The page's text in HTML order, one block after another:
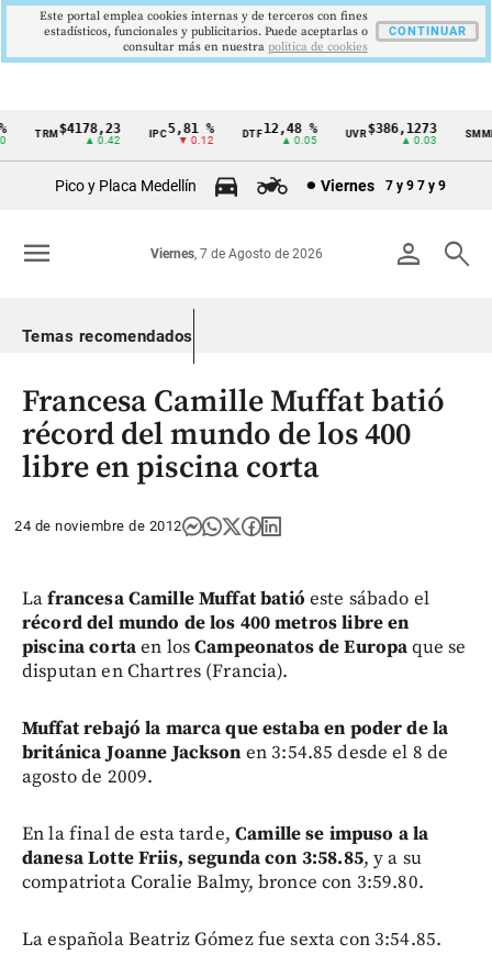
Cintillo
Colombia
TRM$4178,23
▲ 0.42
IPC5,81 %
▼ 0.12
DTF12,48 %
▲ 0.05
UVR$386,1273
▲ 0.03
SMMLV
Pico y Placa Medellín Viernes 7 y 9 7 y 9
person search
Viernes, 7 de Agosto de 2026
menu
Temas recomendados
Francesa Camille Muffat batió
récord del mundo de los 400
libre en piscina corta
24 de noviembre de 2012
Lafrancesa Camille Muffat batió este sábado el
récord del mundo de los 400 metros libre en
piscina cortaen losCampeonatos de Europaque se
disputan en Chartres (Francia).
Muffat rebajó la marca que estaba en poder de la
británica Joanne Jackson en 3:54.85 desde el 8 de
agosto de 2009.
En la final de esta tarde,Camille se impuso a la
danesa Lotte Friis, segunda con 3:58.85, y a su
compatriota Coralie Balmy, bronce con 3:59.80.
La española Beatriz Gómez fue sexta con 3:54.85.
Este portal emplea cookies internas y de terceros con fines
estadísticos, funcionales y publicitarios. Puede aceptarlas o
consultar más en nuestra politica de cookies
CONTINUAR